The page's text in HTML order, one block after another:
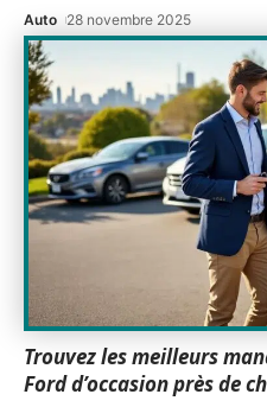
Auto 28 novembre 2025
Trouvez les meilleurs
Ford d’occasion près de